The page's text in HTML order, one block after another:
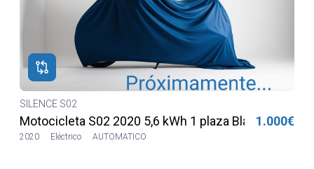
SILENCE S02
Motocicleta S02 2020 5,6 kWh 1 plaza Blanca
2020 Eléctrico AUTOMATICO
1.000€